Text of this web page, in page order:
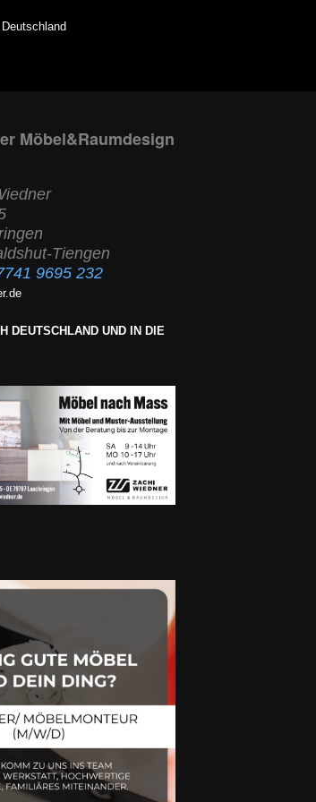
Möbel&Raumdesign
Tiengen
9695 232
DEUTSCHLAND UND IN DIE